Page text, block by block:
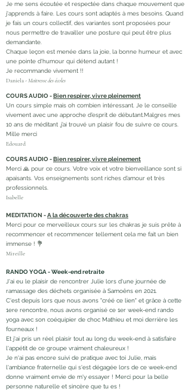
Je me sens écoutée et respectée dans chaque mouvement que
j'apprends à faire. Les cours sont adaptés à mes besoins. Quand
je fais un cours collectif, des variantes sont proposées pour
nous permettre de travailler une posture qui peut être plus
demandante.
Chaque leçon est menée dans la joie, la bonne humeur et avec
une pointe d'humour qui détend autant !
Je recommande vivement !!
Daniela -Maitresse des écoles
COURS AUDIO -Bien respirer, vivre pleinement
Un cours simple mais oh combien intéressant. Je le conseille
vivement avec une approche d’esprit de débutant.Malgres mes
10 ans de méditant ,j’ai trouvé un plaisir fou de suivre ce cours.
Mille merci
Edouard
COURS AUDIO -Bien respirer, vivre pleinement
Merci 🙏 pour ce cours. Votre voix et votre bienveillance sont si
apaisants. Vos enseignements sont riches d’amour et très
professionnels.
Isabelle
MEDITATION -A la découverte des chakras
Merci pour ce merveilleux cours sur les chakras je suis prête à
recommencer et recommencer tellement cela me fait un bien
immense ! 💐
Mireille
RANDO YOGA - Week-end retraite
J'ai eu le plaisir de rencontrer Julie lors d'une journée de
ramassage des déchets organisée à Samoëns en 2021.
C'est depuis lors que nous avons "créé ce lien" et grâce à cette
1ere rencontre, nous avons organisé ce 1er week-end rando
yoga avec son coéquipier de choc Mathieu et moi derrière les
fourneaux !
Et j'ai pris un réel plaisir tout au long du week-end à satisfaire
l'appétit de ce groupe vraiment chaleureux !
Je n'ai pas encore suivi de pratique avec toi Julie, mais
l'ambiance fraternelle qui s'est dégagée lors de ce week-end
donne vraiment envie de m'y essayer ! Merci pour la belle
personne naturelle et sincère que tu es !